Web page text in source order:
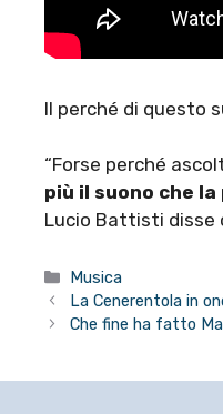
Il perché di questo
“Forse perché
più il suono che
Lucio Battisti disse
Categorie
Musica
La Cenerentola in
Che fine ha fatto